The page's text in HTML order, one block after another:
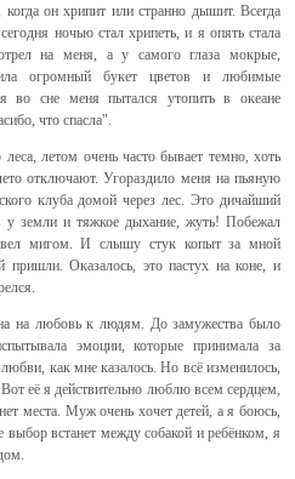
когда он хрипит или странно дышит. Всегда
ночью стал хрипеть, и я опять стала
на меня, а у самого глаза мокрые,
огромный букет цветов и любимые
во сне меня пытался утопить в океане
что спасла".
летом очень часто бывает темно, хоть
отключают. Угораздило меня на пьяную
клуба домой через лес. Это дичайший
у земли и тяжкое дыхание, жуть! Побежал
мигом. И слышу стук копыт за мной
Оказалось, это пастух на коне, и
на любовь к людям. До замужества было
эмоции, которые принимала за
как мне казалось. Но всё изменилось,
её я действительно люблю всем сердцем,
места. Муж очень хочет детей, а я боюсь,
выбор встанет между собакой и ребёнком, я